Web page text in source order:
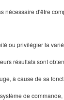
nécessaire d'être
ou privilégier la
résultats sont
à cause de sa
de